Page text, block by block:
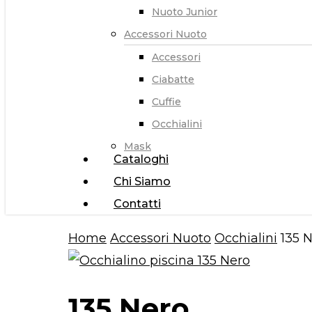
Nuoto Junior
Accessori Nuoto
Accessori
Ciabatte
Cuffie
Occhialini
Mask
Cataloghi
Chi Siamo
Contatti
Home Accessori Nuoto Occhialini 135